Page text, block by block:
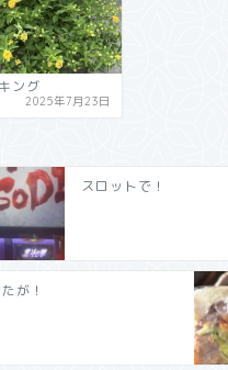
ング
2025年7月23日
スロットで！
が！